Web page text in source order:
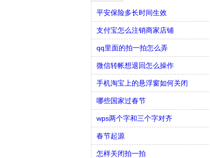
平安保险多长时间生效
支付宝怎么注销商家店铺
qq里面的拍一拍怎么弄
微信转帐想退回怎么操作
手机淘宝上的悬浮窗如何关闭
哪些国家过春节
wps两个字和三个字对齐
春节起源
怎样关闭拍一拍